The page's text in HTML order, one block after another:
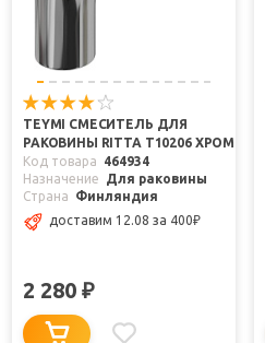
TEYMI СМЕСИТЕЛЬ ДЛЯ
РАКОВИНЫ RITTA T10206 ХРОМ
Код товара
464934
Назначение
Для раковины
Страна
Финляндия
доставим 12.08 за 400₽
2 280 ₽